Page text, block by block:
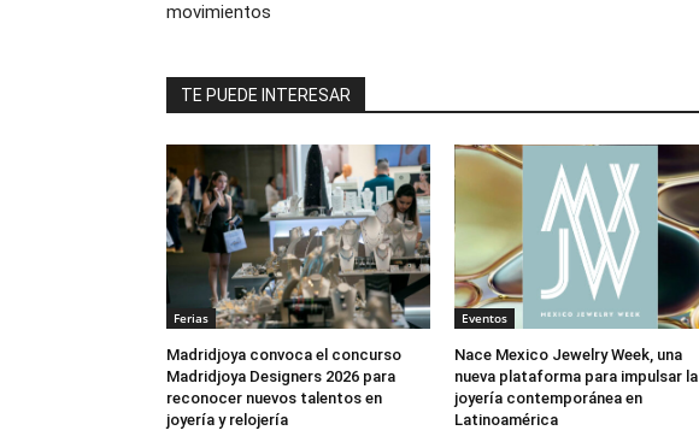
movimientos
TE PUEDE INTERESAR
Ferias
Madridjoya convoca el concurso
Madridjoya Designers 2026 para
reconocer nuevos talentos en
joyería y relojería
Eventos
Nace Mexico Jewelry Week, una
nueva plataforma para impulsar la
joyería contemporánea en
Latinoamérica